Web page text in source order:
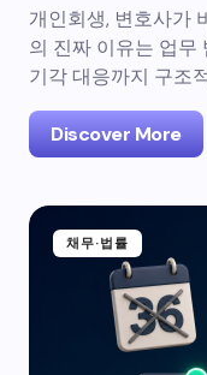
개인회생, 변호사가
의 진짜 이유는 업무
기각 대응까지 구조
Discover More
채무·법률